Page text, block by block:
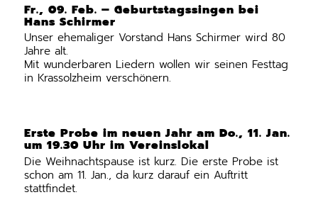
Fr., 09. Feb. – Geburtstagssingen bei
Hans Schirmer
Unser ehemaliger Vorstand Hans Schirmer wird 80
Jahre alt.
Mit wunderbaren Liedern wollen wir seinen Festtag
in Krassolzheim verschönern.
Erste Probe im neuen Jahr am Do., 11. Jan.
um 19.30 Uhr im Vereinslokal
Die Weihnachtspause ist kurz. Die erste Probe ist
schon am 11. Jan., da kurz darauf ein Auftritt
stattfindet.